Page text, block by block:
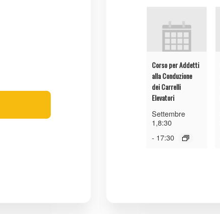
Corso per Addetti
alla Conduzione
dei Carrelli
Elevatori
Settembre
1,8:30
- 17:30